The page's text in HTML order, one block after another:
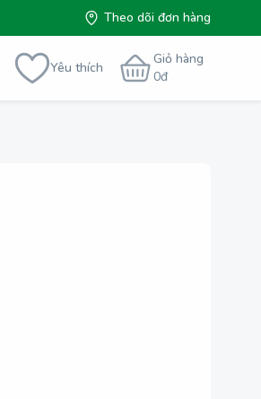
Theo dõi đơn hàng
Yêu thích
Giỏ hàng
0đ